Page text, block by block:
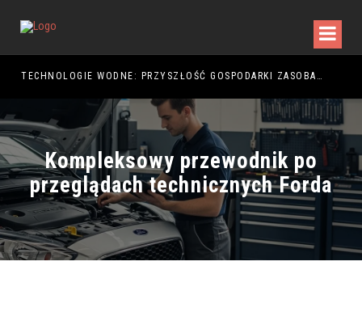
TECHNOLOGIE WODNE: PRZYSZŁOŚĆ GOSPODARKI ZASOBAMI
Kompleksowy przewodnik po
przeglądach technicznych Forda